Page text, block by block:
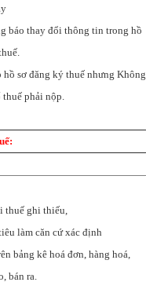
báo thay đổi thông tin trong hồ
sơ đăng ký thuế nhưng Không
phải nộp.
thuế ghi thiếu,
làm căn cứ xác định
bảng kê hoá đơn, hàng hoá,
bán ra.